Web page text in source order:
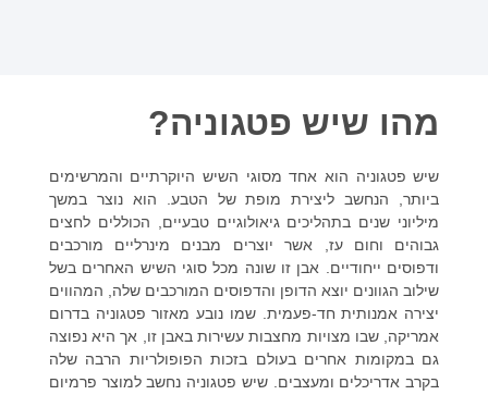
מהו שיש פטגוניה?
שיש פטגוניה הוא אחד מסוגי השיש היוקרתיים והמרשימים
ביותר, הנחשב ליצירת מופת של הטבע. הוא נוצר במשך
מיליוני שנים בתהליכים גיאולוגיים טבעיים, הכוללים לחצים
גבוהים וחום עז, אשר יוצרים מבנים מינרליים מורכבים
ודפוסים ייחודיים. אבן זו שונה מכל סוגי השיש האחרים בשל
שילוב הגוונים יוצא הדופן והדפוסים המורכבים שלה, המהווים
יצירה אמנותית חד-פעמית. שמו נובע מאזור פטגוניה בדרום
אמריקה, שבו מצויות מחצבות עשירות באבן זו, אך היא נפוצה
גם במקומות אחרים בעולם בזכות הפופולריות הרבה שלה
בקרב אדריכלים ומעצבים. שיש פטגוניה נחשב למוצר פרמיום